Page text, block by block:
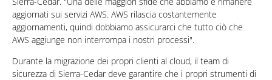
aggiornati sui servizi AWS. AWS rilascia costantemente
aggiornamenti, quindi dobbiamo assicurarci che tutto ciò che
AWS aggiunge non interrompa i nostri processi".
Durante la migrazione dei propri clienti al cloud, il team di
sicurezza di Sierra-Cedar deve garantire che i propri strumenti di